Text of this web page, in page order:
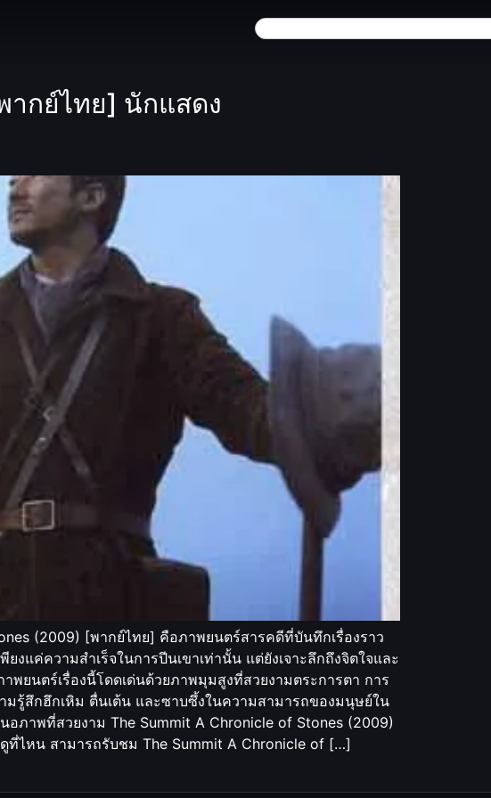
ากย์ไทย] นักแสดง
(2009) [พากย์ไทย] คือภาพยนตร์สารคดีที่บันทึกเรื่องราว
แค่ความสำเร็จในการปีนเขาเท่านั้น แต่ยังเจาะลึกถึงจิตใจและ
ยนตร์เรื่องนี้โดดเด่นด้วยภาพมุมสูงที่สวยงามตระการตา การ
มรู้สึกฮึกเหิม ตื่นเต้น และซาบซึ้งในความสามารถของมนุษย์ใน
ภาพที่สวยงาม The Summit A Chronicle of Stones (2009)
ที่ไหน สามารถรับชม The Summit A Chronicle of […]